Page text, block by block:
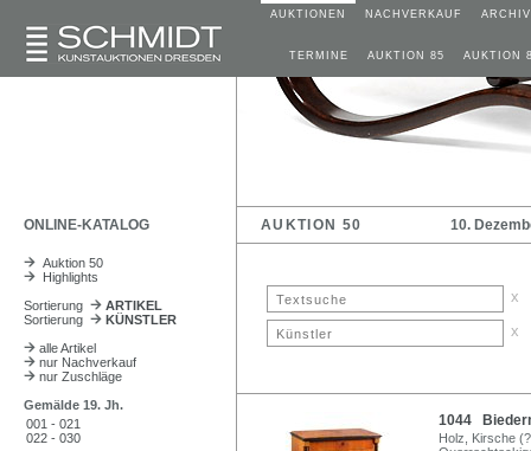
AUKTIONEN NACHVERKAUF ARCHIV
TERMINE AUKTION 85 AUKTION
ONLINE-KATALOG AUKTION 50 10.
Auktion 50
Highlights
Sortierung
ARTIKEL
Sortierung
KÜNSTLER
alle Artikel
nur Nachverkauf
nur Zuschläge
Gemälde 19. Jh.
001 - 021
022 - 030
x
x
1044
Holz, Kirsche